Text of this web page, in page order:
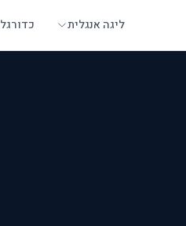
ליגה אנגלית כדורגל